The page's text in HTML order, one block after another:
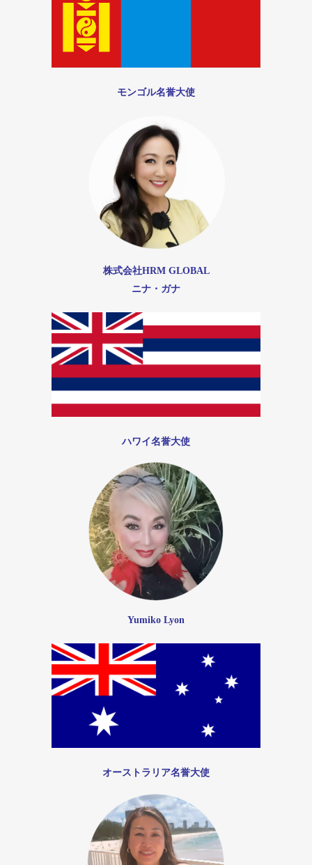
モンゴル名誉大使
株式会社HRM GLOBAL
ニナ・ガナ
ハワイ名誉大使
Yumiko Lyon
オーストラリア名誉大使